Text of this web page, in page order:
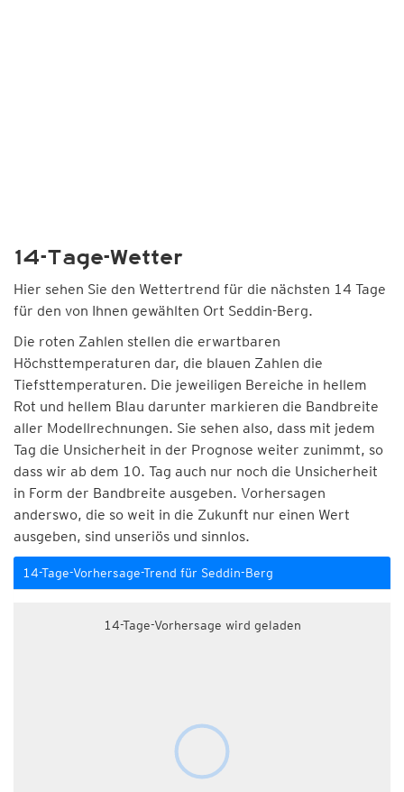
14-Tage-Wetter
Hier sehen Sie den Wettertrend für die nächsten 14 Tage
für den von Ihnen gewählten Ort Seddin-Berg.
Die roten Zahlen stellen die erwartbaren
Höchsttemperaturen dar, die blauen Zahlen die
Tiefsttemperaturen. Die jeweiligen Bereiche in hellem
Rot und hellem Blau darunter markieren die Bandbreite
aller Modellrechnungen. Sie sehen also, dass mit jedem
Tag die Unsicherheit in der Prognose weiter zunimmt, so
dass wir ab dem 10. Tag auch nur noch die Unsicherheit
in Form der Bandbreite ausgeben. Vorhersagen
anderswo, die so weit in die Zukunft nur einen Wert
ausgeben, sind unseriös und sinnlos.
14-Tage-Vorhersage-Trend für Seddin-Berg
14-Tage-Vorhersage wird geladen